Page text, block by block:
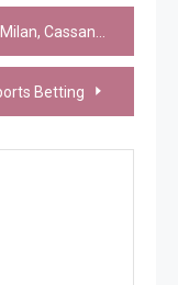
Antusias
Betting